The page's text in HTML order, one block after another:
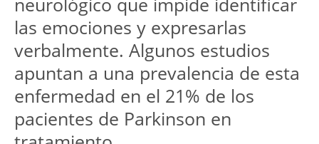
las emociones y expresarlas
verbalmente. Algunos estudios
apuntan a una prevalencia de esta
enfermedad en el 21% de los
pacientes de Parkinson en